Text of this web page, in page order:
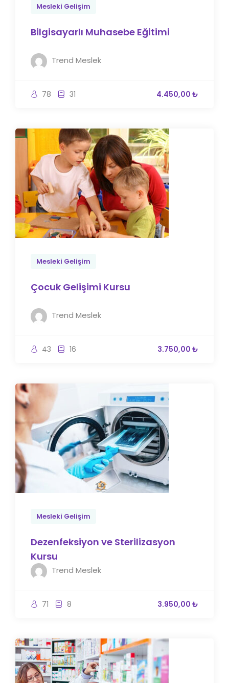
Mesleki Gelişim
Bilgisayarlı Muhasebe Eğitimi
Trend Meslek
78 31 4.450,00 ₺
Mesleki Gelişim
Çocuk Gelişimi Kursu
Trend Meslek
43 16 3.750,00 ₺
Mesleki Gelişim
Dezenfeksiyon ve Sterilizasyon
Kursu
Trend Meslek
71 8 3.950,00 ₺